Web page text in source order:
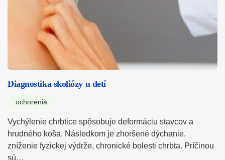
Diagnostika skoliózy u detí
ochorenia
Vychýlenie chrbtice spôsobuje deformáciu stavcov a
hrudného koša. Následkom je zhoršené dýchanie,
zníženie fyzickej výdrže, chronické bolesti chrbta. Príčinou
sú…